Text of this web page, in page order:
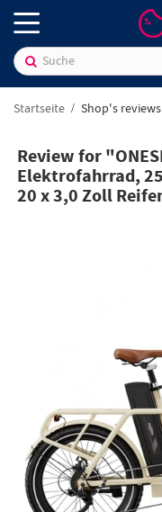
Startseite Shop's reviews
Review for
Elektrofahrrad,
20 x 3,0 Zoll